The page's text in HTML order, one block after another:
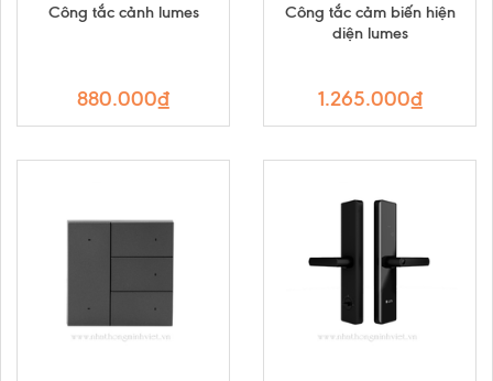
Công tắc cảnh lumes
880.000₫
Công tắc cảm biến hiện
diện lumes
1.265.000₫